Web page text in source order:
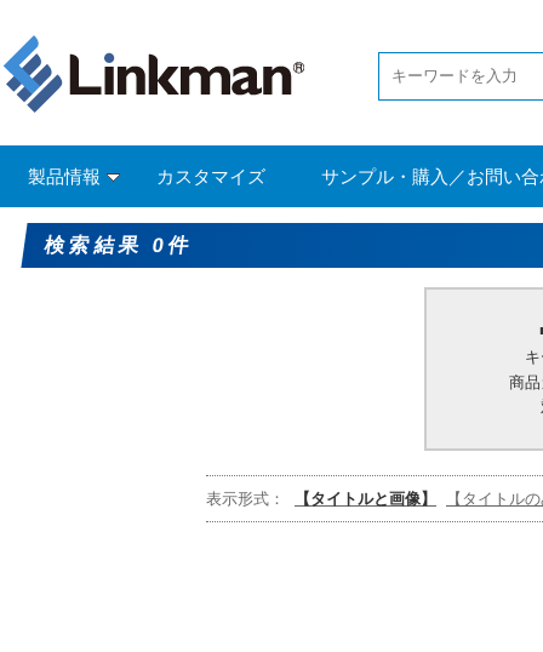
製品情報 カスタマイズ サンプル・購入／お問い
検索結果 0件
商
表示形式： 【タイトルと画像】 【タイトル